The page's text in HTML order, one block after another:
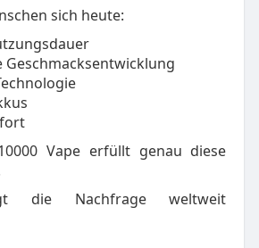
sich heute:
Geschmacksentwicklung
Vape erfüllt genau diese
die Nachfrage weltweit